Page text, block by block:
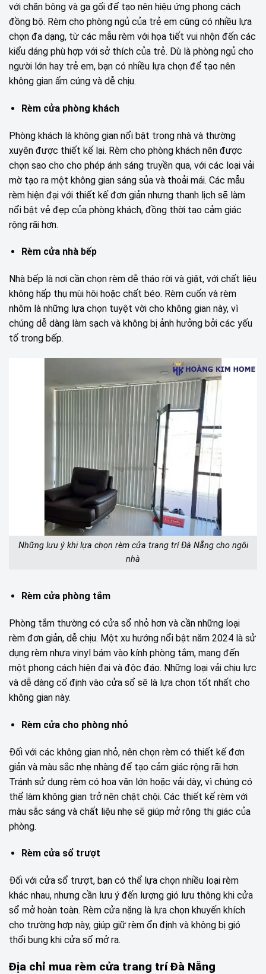
với chăn bông và ga gối để tạo nên hiệu ứng phong cách
đồng bộ. Rèm cho phòng ngủ của trẻ em cũng có nhiều lựa
chọn đa dạng, từ các mẫu rèm với họa tiết vui nhộn đến các
kiểu dáng phù hợp với sở thích của trẻ. Dù là phòng ngủ cho
người lớn hay trẻ em, bạn có nhiều lựa chọn để tạo nên
không gian ấm cúng và dễ chịu.
Rèm cửa phòng khách
Phòng khách là không gian nổi bật trong nhà và thường
xuyên được thiết kế lại. Rèm cho phòng khách nên được
chọn sao cho cho phép ánh sáng truyền qua, với các loại vải
mờ tạo ra một không gian sáng sủa và thoải mái. Các mẫu
rèm hiện đại với thiết kế đơn giản nhưng thanh lịch sẽ làm
nổi bật vẻ đẹp của phòng khách, đồng thời tạo cảm giác
rộng rãi hơn.
Rèm cửa nhà bếp
Nhà bếp là nơi cần chọn rèm dễ tháo rời và giặt, với chất liệu
không hấp thụ mùi hôi hoặc chất béo. Rèm cuốn và rèm
nhôm là những lựa chọn tuyệt vời cho không gian này, vì
chúng dễ dàng làm sạch và không bị ảnh hưởng bởi các yếu
tố trong bếp.
Những lưu ý khi lựa chọn rèm cửa trang trí Đà Nẵng cho ngôi
nhà
Rèm cửa phòng tắm
Phòng tắm thường có cửa sổ nhỏ hơn và cần những loại
rèm đơn giản, dễ chịu. Một xu hướng nổi bật năm 2024 là sử
dụng rèm nhựa vinyl bám vào kính phòng tắm, mang đến
một phong cách hiện đại và độc đáo. Những loại vải chịu lực
và dễ dàng cố định vào cửa sổ sẽ là lựa chọn tốt nhất cho
không gian này.
Rèm cửa cho phòng nhỏ
Đối với các không gian nhỏ, nên chọn rèm có thiết kế đơn
giản và màu sắc nhẹ nhàng để tạo cảm giác rộng rãi hơn.
Tránh sử dụng rèm có hoa văn lớn hoặc vải dày, vì chúng có
thể làm không gian trở nên chật chội. Các thiết kế rèm với
màu sắc sáng và chất liệu nhẹ sẽ giúp mở rộng thị giác của
phòng.
Rèm cửa sổ trượt
Đối với cửa sổ trượt, bạn có thể lựa chọn nhiều loại rèm
khác nhau, nhưng cần lưu ý đến lượng gió lưu thông khi cửa
sổ mở hoàn toàn. Rèm cửa nặng là lựa chọn khuyến khích
cho trường hợp này, giúp giữ rèm ổn định và không bị gió
thổi bung khi cửa sổ mở ra.
Địa chỉ mua rèm cửa trang trí Đà Nẵng